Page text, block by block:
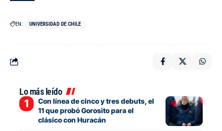
EN: UNIVERSIDAD DE CHILE
Lo más leído
Con línea de cinco y tres debuts, el
11 que probó Gorosito para el
clásico con Huracán